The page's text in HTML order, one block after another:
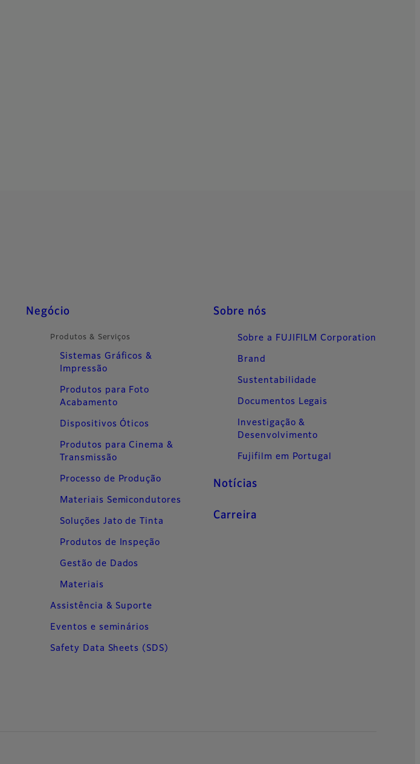
Negócio
Produtos & Serviços
Sistemas Gráficos &
Impressão
Produtos para Foto
Acabamento
Dispositivos Óticos
Produtos para Cinema &
Transmissão
Processo de Produção
Materiais Semicondutores
Soluções Jato de Tinta
Produtos de Inspeção
Gestão de Dados
Materiais
Assistência & Suporte
Eventos e seminários
Safety Data Sheets (SDS)
Sobre nós
Sobre a FUJIFILM Corporation
Brand
Sustentabilidade
Documentos Legais
Investigação &
Desenvolvimento
Fujifilm em Portugal
Notícias
Carreira